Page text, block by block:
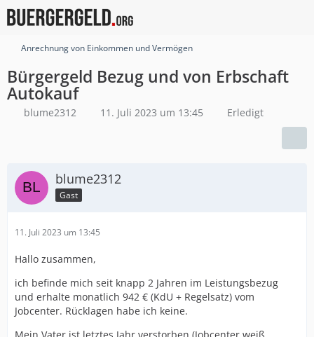
Anrechnung von Einkommen und Vermögen
Bürgergeld Bezug und von Erbschaft
Autokauf
blume2312 11. Juli 2023 um 13:45 Erledigt
blume2312
Gast
11. Juli 2023 um 13:45
Hallo zusammen,
ich befinde mich seit knapp 2 Jahren im Leistungsbezug
und erhalte monatlich 942 € (KdU + Regelsatz) vom
Jobcenter. Rücklagen habe ich keine.